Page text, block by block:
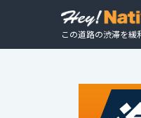
この道路の渋滞を